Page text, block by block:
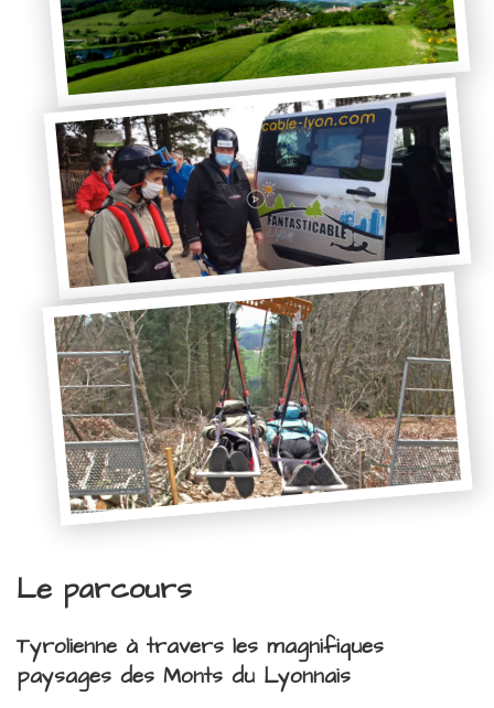
Le parcours
Tyrolienne à travers les magnifiques
paysages des Monts du Lyonnais